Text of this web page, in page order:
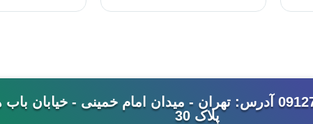
شماره تماس: 33992344-021 - 09127172462 آدرس: تهران - میدان امام
پلاک 30